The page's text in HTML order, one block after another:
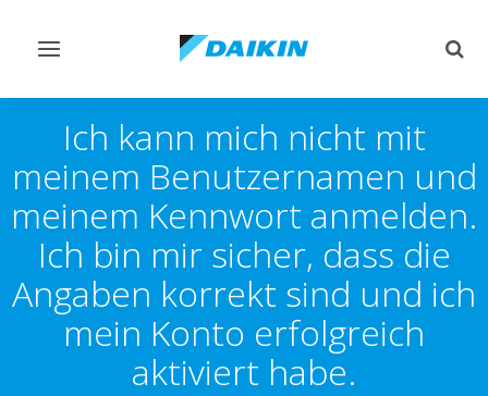
Navigation
Ich kann mich nicht mit
meinem Benutzernamen und
meinem Kennwort anmelden.
Ich bin mir sicher, dass die
Angaben korrekt sind und ich
mein Konto erfolgreich
aktiviert habe.